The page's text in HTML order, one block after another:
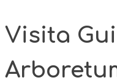
Visita